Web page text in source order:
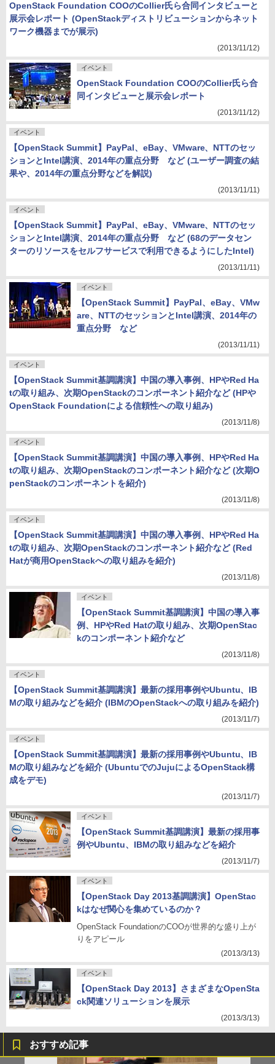
OpenStack Foundation COOのCollier氏ら合同インタビューと
展示会レポート (OpenStackディストリビューションからネット
ワーク機器までが展示)
(2013/11/12)
イベント
OpenStack Foundation COOのCollier氏ら合
同インタビューと展示会レポート
(2013/11/12)
イベント
【OpenStack Summit】PayPal、eBay、VMware、NTTのセッ
ションとIntel講演、2014年の重点分野 など (ユーザー調査の結
果や、2014年の重点分野などを解説)
(2013/11/11)
イベント
【OpenStack Summit】PayPal、eBay、VMware、NTTのセッ
ションとIntel講演、2014年の重点分野 など (68のデータセン
ターのリソースをセルフサービスで利用できるようにしたIntel)
(2013/11/11)
イベント
【OpenStack Summit】PayPal、eBay、VMw
are、NTTのセッションとIntel講演、2014年の
重点分野 など
(2013/11/11)
イベント
【OpenStack Summit基調講演】中国の導入事例、HPやRed Ha
tの取り組み、次期OpenStackのコンポーネント紹介など (HPや
OpenStack Foundationによる信頼性への取り組み)
(2013/11/8)
イベント
【OpenStack Summit基調講演】中国の導入事例、HPやRed Ha
tの取り組み、次期OpenStackのコンポーネント紹介など (次期O
penStackのコンポーネントを紹介)
(2013/11/8)
イベント
【OpenStack Summit基調講演】中国の導入事例、HPやRed Ha
tの取り組み、次期OpenStackのコンポーネント紹介など (Red
Hatが商用OpenStackへの取り組みを紹介)
(2013/11/8)
イベント
【OpenStack Summit基調講演】中国の導入事
例、HPやRed Hatの取り組み、次期OpenStac
kのコンポーネント紹介など
(2013/11/8)
イベント
【OpenStack Summit基調講演】最新の採用事例やUbuntu、IB
Mの取り組みなどを紹介 (IBMのOpenStackへの取り組みを紹介)
(2013/11/7)
イベント
【OpenStack Summit基調講演】最新の採用事例やUbuntu、IB
Mの取り組みなどを紹介 (UbuntuでのJujuによるOpenStack構
成をデモ)
(2013/11/7)
イベント
【OpenStack Summit基調講演】最新の採用事
例やUbuntu、IBMの取り組みなどを紹介
(2013/11/7)
イベント
【OpenStack Day 2013基調講演】OpenStac
kはなぜ関心を集めているのか？
OpenStack FoundationのCOOが世界的な盛り上が
りをアピール
(2013/3/13)
イベント
【OpenStack Day 2013】さまざまなOpenSta
ck関連ソリューションを展示
(2013/3/13)
おすすめ記事